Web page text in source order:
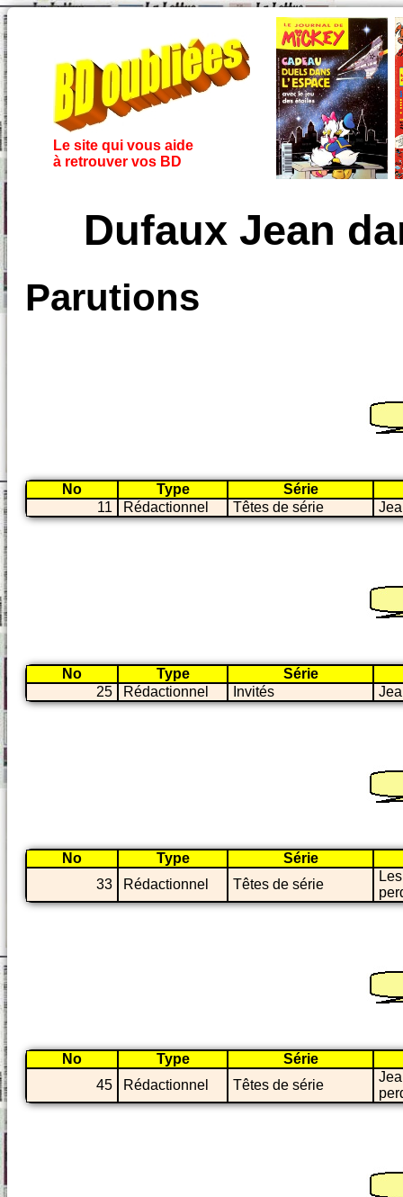
Le site qui vous aide
à retrouver vos BD
Dufaux Jean
Parutions
No Type
Série
11
Rédactionnel Têtes de série
No Type
Série
25
Rédactionnel Invités
No Type
Série
33
Rédactionnel Têtes de série
No Type
Série
45
Rédactionnel Têtes de série